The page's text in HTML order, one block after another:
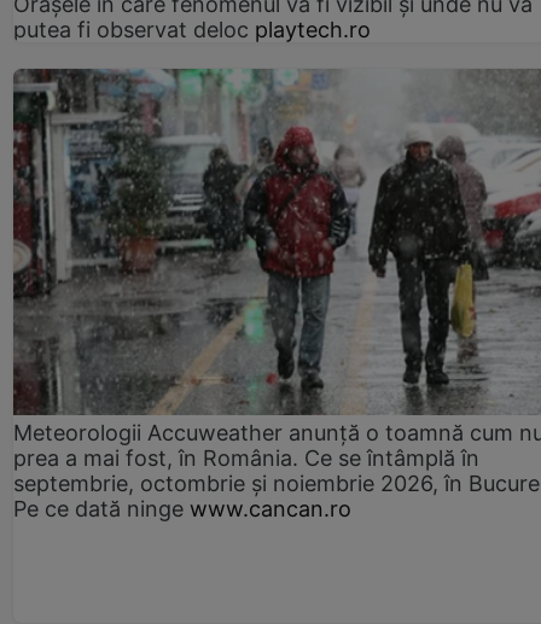
putea fi observat deloc playtech.ro
Meteorologii Accuweather anunță o toamnă cum
prea a mai fost, în România. Ce se întâmplă în
septembrie, octombrie și noiembrie 2026, în
Pe ce dată ninge www.cancan.ro